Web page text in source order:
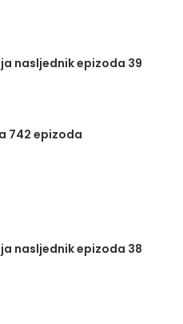
nasljednik epizoda 39
742 epizoda
nasljednik epizoda 38